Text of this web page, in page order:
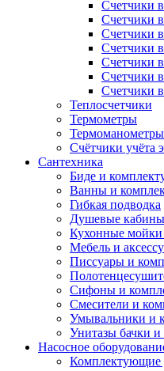
Счетчики
Счетчики
Счетчики
Счетчики
Счетчики
Счетчики
Счетчики
Теплосчетчики
Термометры
Термоманометры
Счётчики учёта
Сантехника
Биде и
Ванны и
Гибкая подводка
Душевые
Кухонные мойки
Мебель и
Писсуары и
Сифоны и
Смесители и
Умывальники и
Унитазы бачки
Насосное
Комплектующие